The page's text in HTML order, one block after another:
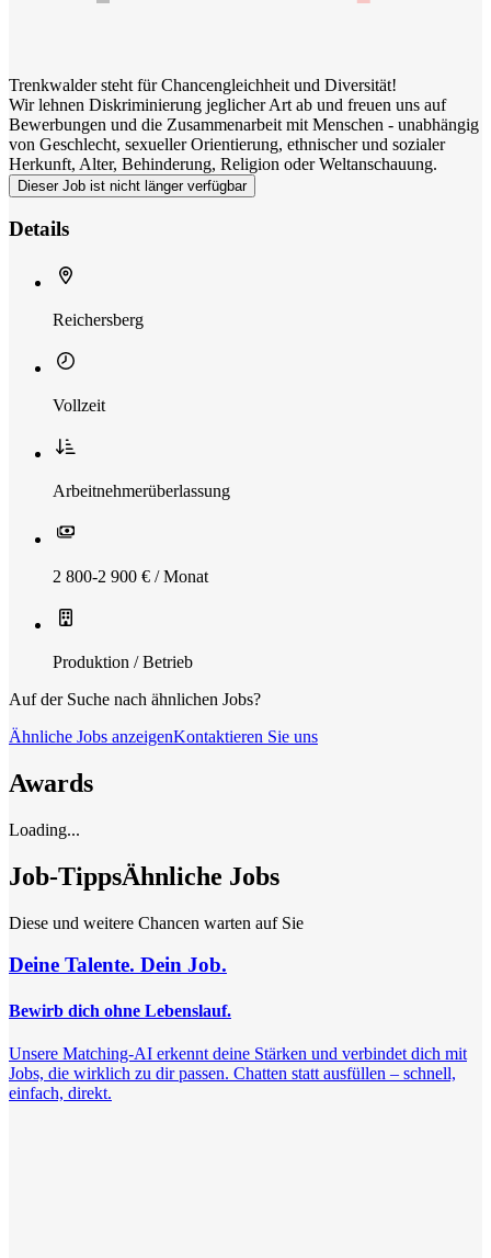
Trenkwalder steht für Chancengleichheit und Diversität!
Wir lehnen Diskriminierung jeglicher Art ab und freuen uns auf
Bewerbungen und die Zusammenarbeit mit Menschen - unabhängig
von Geschlecht, sexueller Orientierung, ethnischer und sozialer
Herkunft, Alter, Behinderung, Religion oder Weltanschauung.
Dieser Job ist nicht länger verfügbar
Details
Reichersberg
Vollzeit
Arbeitnehmerüberlassung
2 800-2 900 € / Monat
Produktion / Betrieb
Auf der Suche nach ähnlichen Jobs?
Ähnliche Jobs anzeigenKontaktieren Sie uns
Awards
Loading...
Job-TippsÄhnliche Jobs
Diese und weitere Chancen warten auf Sie
Deine Talente. Dein Job.
Bewirb dich ohne Lebenslauf.
Unsere Matching-AI erkennt deine Stärken und verbindet dich mit
Jobs, die wirklich zu dir passen. Chatten statt ausfüllen – schnell,
einfach, direkt.